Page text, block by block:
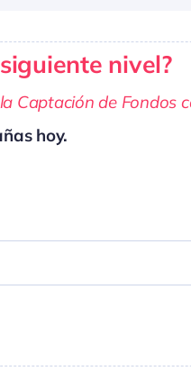
nivel?
Captación de Fondos
hoy.